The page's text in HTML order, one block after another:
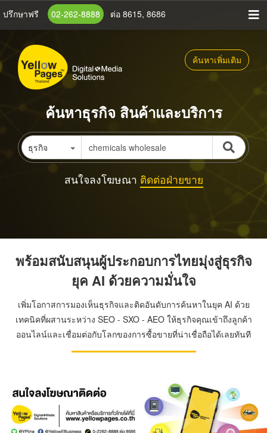
ข้าม
เนื้อหา
หลัก
ปรึกษาฟรี 02-262-8888 ต่อ 8615, 8686
ค้นหาเพิ่มเติม
ค้นหาธุรกิจ สินค้าและบริการ
ธุรกิจ
สนใจลงโฆษณา ติดต่อฝ่ายขาย
พร้อมสนับสนุนผู้ประกอบการไทยมุ่งสู่ธุรกิจ
ยุค AI ด้วยความมั่นใจ
เพิ่มโอกาสการมองเห็นธุรกิจและติดอันดับการค้นหาในยุค AI ด้วย
เทคนิคที่ผสานระหว่าง SEO - SXO - AEO ให้ธุรกิจคุณเข้าถึงลูกค้า
ออนไลน์และเชื่อมต่อกับโลกของการซื้อขายที่น่าเชื่อถือได้เลยทันที